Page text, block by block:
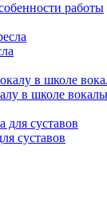
работы
в школе
суставов